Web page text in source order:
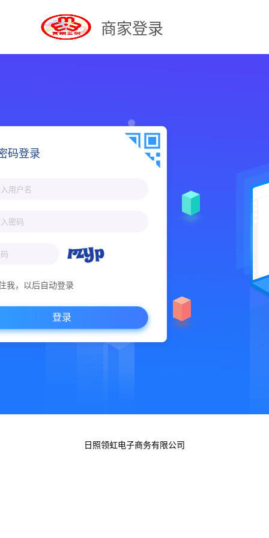
商家登录
码登录
我，以后自动登录
登录
日照领虹电子商务有限公司